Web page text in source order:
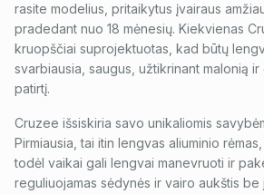
rasite modelius, pritaikytus įvairaus
pradedant nuo 18 mėnesių. Kiekvienas
kruopščiai suprojektuotas, kad būtų
svarbiausia, saugus, užtikrinant malonią
patirtį.
Cruzee išsiskiria savo unikaliomis
Pirmiausia, tai itin lengvas aliuminio
todėl vaikai gali lengvai manevruoti ir
reguliuojamas sėdynės ir vairo aukštis be